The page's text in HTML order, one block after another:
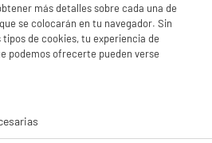
distancia MELICONI EASYTEL 1 EN 1
Mando a distancia universal
de dispositivos : 1
a ELECTRO
más detalles sobre cada una de
se colocarán en tu navegador. Sin
de cookies, tu experiencia de
podemos ofrecerte pueden verse